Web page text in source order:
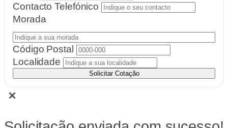
Contacto Telefónico
Morada
Código Postal
Localidade
Solicitar Cotação